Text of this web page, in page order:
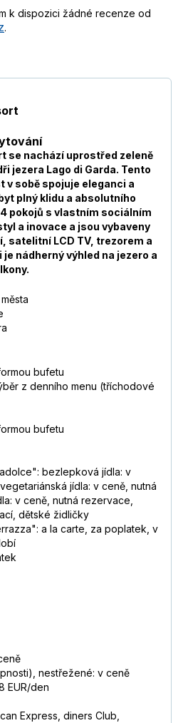
k dispozici žádné recenze od
.
se nachází uprostřed zeleně
jezera Lago di Garda. Tento
sobě spojuje eleganci a
plný klidu a absolutního
pokojů s vlastním sociálním
a inovace a jsou vybaveny
satelitní LCD TV, trezorem a
nádherný výhled na jezero a
bufetu
z denního menu (tříchodové
bufetu
bezlepková jídla: v
jídla: v ceně, nutná
v ceně, nutná rezervace,
dětské židličky
a la carte, za poplatek, v
nestřežené: v ceně
EUR/den
Express, diners Club,